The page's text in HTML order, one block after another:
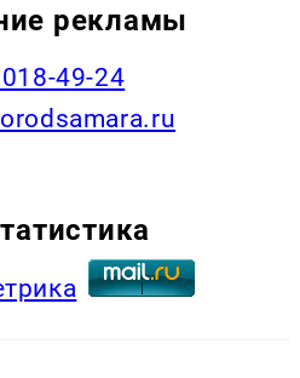
рекламы
49-24